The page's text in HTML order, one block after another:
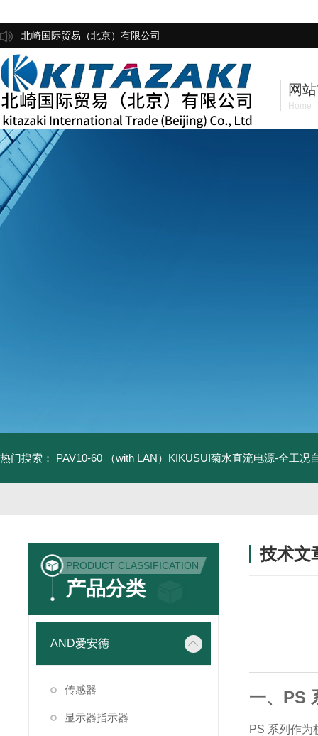
北崎国际贸易（北京）有限公司
网
Home
热门搜索： PAV10-60 （with LAN）KIKUSUI菊水直流电源-全工况
PRODUCT CLASSIFICATION
产品分类
AND爱安德
传感器
显示器指示器
技术文
一、PS
PS 系列作为